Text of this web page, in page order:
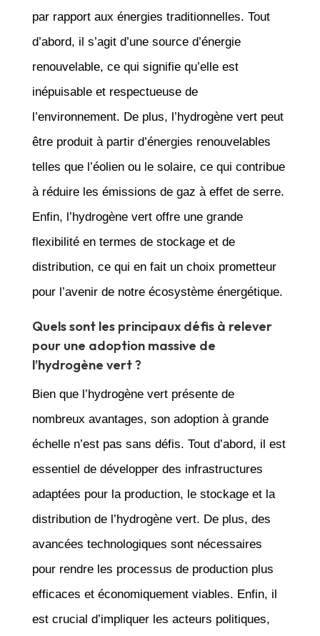
par rapport aux énergies traditionnelles. Tout
d’abord, il s’agit d’une source d’énergie
renouvelable, ce qui signifie qu’elle est
inépuisable et respectueuse de
l’environnement. De plus, l’hydrogène vert peut
être produit à partir d’énergies renouvelables
telles que l’éolien ou le solaire, ce qui contribue
à réduire les émissions de gaz à effet de serre.
Enfin, l’hydrogène vert offre une grande
flexibilité en termes de stockage et de
distribution, ce qui en fait un choix prometteur
pour l’avenir de notre écosystème énergétique.
Quels sont les principaux défis à relever
pour une adoption massive de
l’hydrogène vert ?
Bien que l’hydrogène vert présente de
nombreux avantages, son adoption à grande
échelle n’est pas sans défis. Tout d’abord, il est
essentiel de développer des infrastructures
adaptées pour la production, le stockage et la
distribution de l’hydrogène vert. De plus, des
avancées technologiques sont nécessaires
pour rendre les processus de production plus
efficaces et économiquement viables. Enfin, il
est crucial d’impliquer les acteurs politiques,